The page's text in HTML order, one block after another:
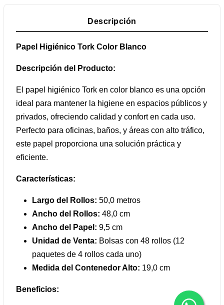
Descripción
Papel Higiénico Tork Color Blanco
Descripción del Producto:
El papel higiénico Tork en color blanco es una opción
ideal para mantener la higiene en espacios públicos y
privados, ofreciendo calidad y confort en cada uso.
Perfecto para oficinas, baños, y áreas con alto tráfico,
este papel proporciona una solución práctica y
eficiente.
Características:
Largo del Rollos: 50,0 metros
Ancho del Rollos: 48,0 cm
Ancho del Papel: 9,5 cm
Unidad de Venta: Bolsas con 48 rollos (12
paquetes de 4 rollos cada uno)
Medida del Contenedor Alto: 19,0 cm
Beneficios: